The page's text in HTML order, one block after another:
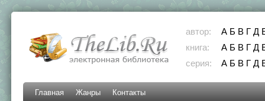
автор: А Б В Г Д
книга:
А Б В Г Д
серия:
А Б В Г Д
Главная Жанры Контакты